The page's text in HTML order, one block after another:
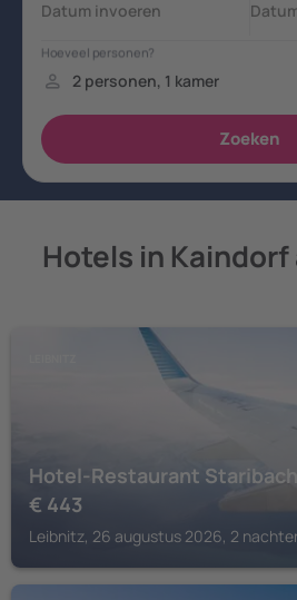
Hotels in Kaindorf
Hotel-Restaurant
€ 443
Leibnitz, 26 augustus 2026, 2